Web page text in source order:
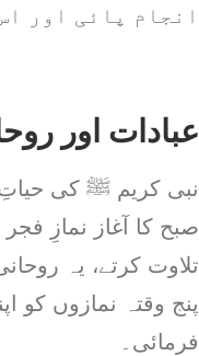
انجام پائی اور
عبادات اور
نبی کریم ﷺ کی
صبح کا آغاز نمازِ
تلاوت کرتے، یہ
پنج وقتہ نمازوں کو
فرمائی۔